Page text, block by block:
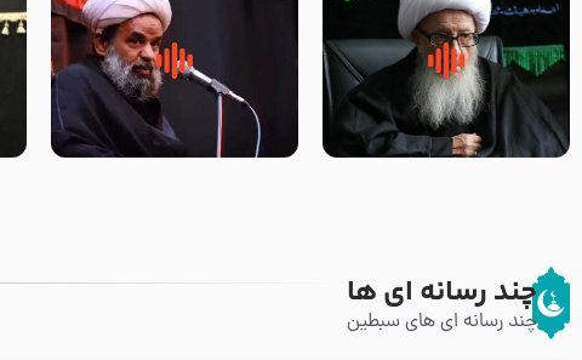
زوّار اربعین امام حسین (علیه
السلام) با این اشتیاق به زیارت
روضه جانسوز پاره های جگر امام
حسن مجتبی علیه السلام-حجت
چند رسانه ای ها
چند رسانه ای های سبطین